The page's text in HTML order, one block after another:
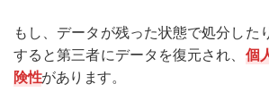
もし、データが残った状態で処分した
すると第三者にデータを復元され、 個
険性があります。